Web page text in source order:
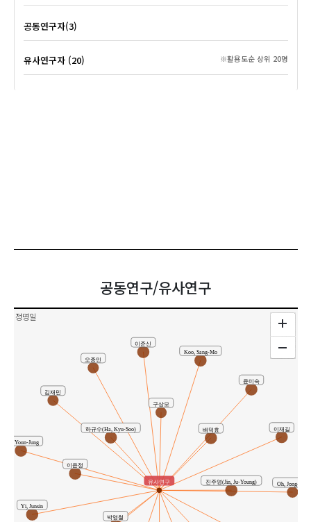
공동연구자(3)
유사연구자 (20) ※활용도순 상위 20명
공동연구/유사연구
정명일
Koo, Sang-Mo
Lee, Youn-Jung
Oh, Jong-Min
Yi, Junsin
구상모
김재민
박영철
배덕효
오종민
윤미숙
이윤정
이재길
이준신
진주영(Jin, Ju-Young)
하규수(Ha, Kyu-Soo)
유사연구